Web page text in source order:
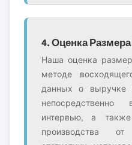
4. Оценка
Наша оценка
методе
данных о выручке
интервью, а
производства